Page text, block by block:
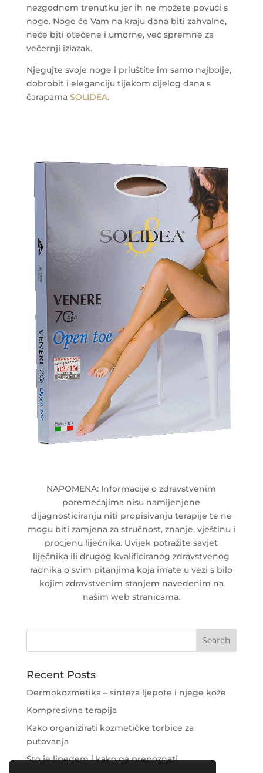
nezgodnom trenutku jer ih ne možete povući s
noge. Noge će Vam na kraju dana biti zahvalne,
neće biti otečene i umorne, već spremne za
večernji izlazak.
Njegujte svoje noge i priuštite im samo najbolje,
dobrobit i eleganciju tijekom cijelog dana s
čarapama SOLIDEA.
NAPOMENA: Informacije o zdravstvenim
poremećajima nisu namijenjene
dijagnosticiranju niti propisivanju terapije te ne
mogu biti zamjena za stručnost, znanje, vještinu i
procjenu liječnika. Uvijek potražite savjet
liječnika ili drugog kvalificiranog zdravstvenog
radnika o svim pitanjima koja imate u vezi s bilo
kojim zdravstvenim stanjem navedenim na
našim web stranicama.
Recent Posts
Dermokozmetika – sinteza ljepote i njege kože
Kompresivna terapija
Kako organizirati kozmetičke torbice za
putovanja
Što je lipedem i kako ga prepoznati